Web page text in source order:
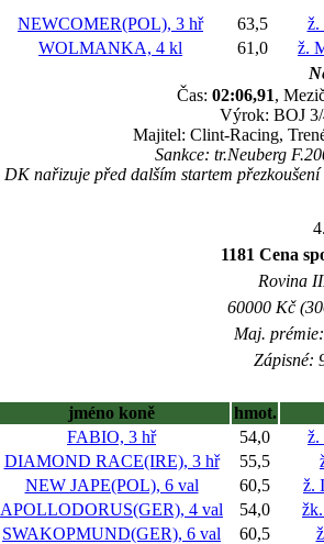
NEWCOMER(POL), 3 hř 63,5
ž.
WOLMANKA, 4 kl 61,0
ž.
Čas: 02:06,91,
Výrok: BOJ
Majitel: Clint-Racing,
Sankce: tr.Neuberg
DK nařizuje před dalším startem
1181 Cena
Rovina
60000 Kč
Maj.
Zápisné:
jméno koně
hmot.
FABIO, 3 hř 54,0
ž.
DIAMOND RACE(IRE), 3 hř 55,5
NEW JAPE(POL), 6 val 60,5
ž.
APOLLODORUS(GER), 4 val 54,0
SWAKOPMUND(GER), 6 val 60,5